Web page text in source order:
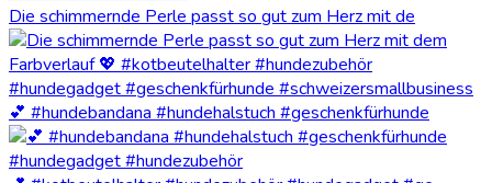
Die schimmernde Perle passt so gut zum Herz mit de
💕 #hundebandana #hundehalstuch #geschenkfürhunde